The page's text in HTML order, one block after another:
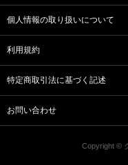
個人情報の取り扱いについて
利用規約
特定商取引法に基づく記述
お問い合わせ
Copyright ©